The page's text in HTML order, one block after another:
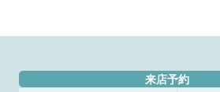
来店予約